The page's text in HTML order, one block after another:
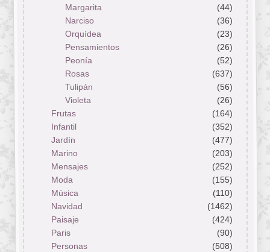
Margarita
(44)
Narciso
(36)
Orquídea
(23)
Pensamientos
(26)
Peonía
(52)
Rosas
(637)
Tulipán
(56)
Violeta
(26)
Frutas
(164)
Infantil
(352)
Jardín
(477)
Marino
(203)
Mensajes
(252)
Moda
(155)
Música
(110)
Navidad
(1462)
Paisaje
(424)
Paris
(90)
Personas
(508)